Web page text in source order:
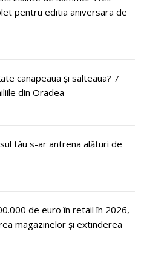
pentru editia aniversara de
canapeaua și salteaua? 7
din Oradea
tău s-ar antrena alături de
de euro în retail în 2026,
magazinelor și extinderea